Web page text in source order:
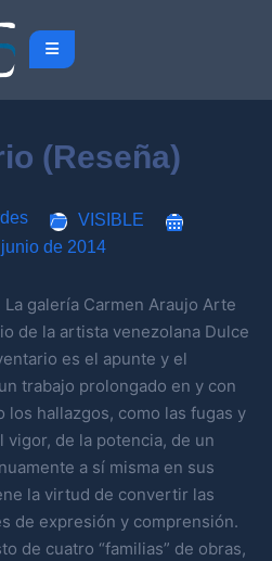
(Reseña)
VISIBLE
de 2014
galería Carmen Araujo Arte
de la artista venezolana Dulce
es el apunte y el
trabajo prolongado en y con
los hallazgos, como las fugas y
vigor, de la potencia, de un
a sí misma en sus
la virtud de convertir las
de expresión y comprensión.
de cuatro “familias” de obras,